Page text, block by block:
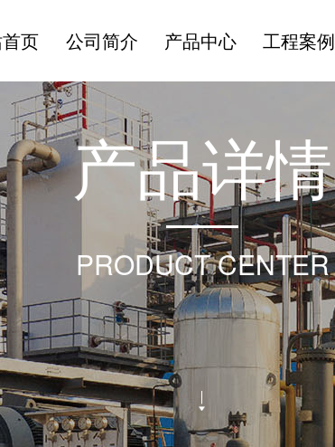
页 公司简介 产品中心 工程案例
产品详情
PRODUCT CENTER